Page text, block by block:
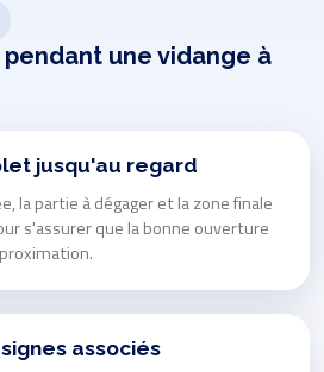
une vidange à
jusqu'au regard
la partie à dégager et la zone finale
s'assurer que la bonne ouverture
associés